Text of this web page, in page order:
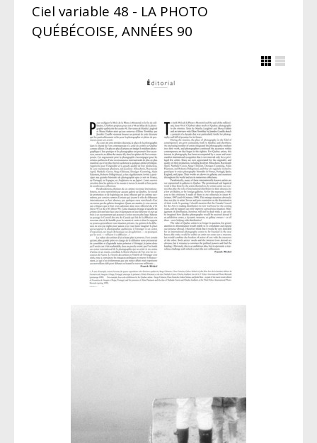
Ciel variable 48 - LA PHOTO
QUÉBÉCOISE, ANNÉES 90